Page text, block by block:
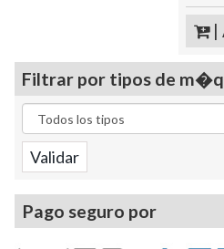
|
Filtrar por tipos de
Pago seguro por